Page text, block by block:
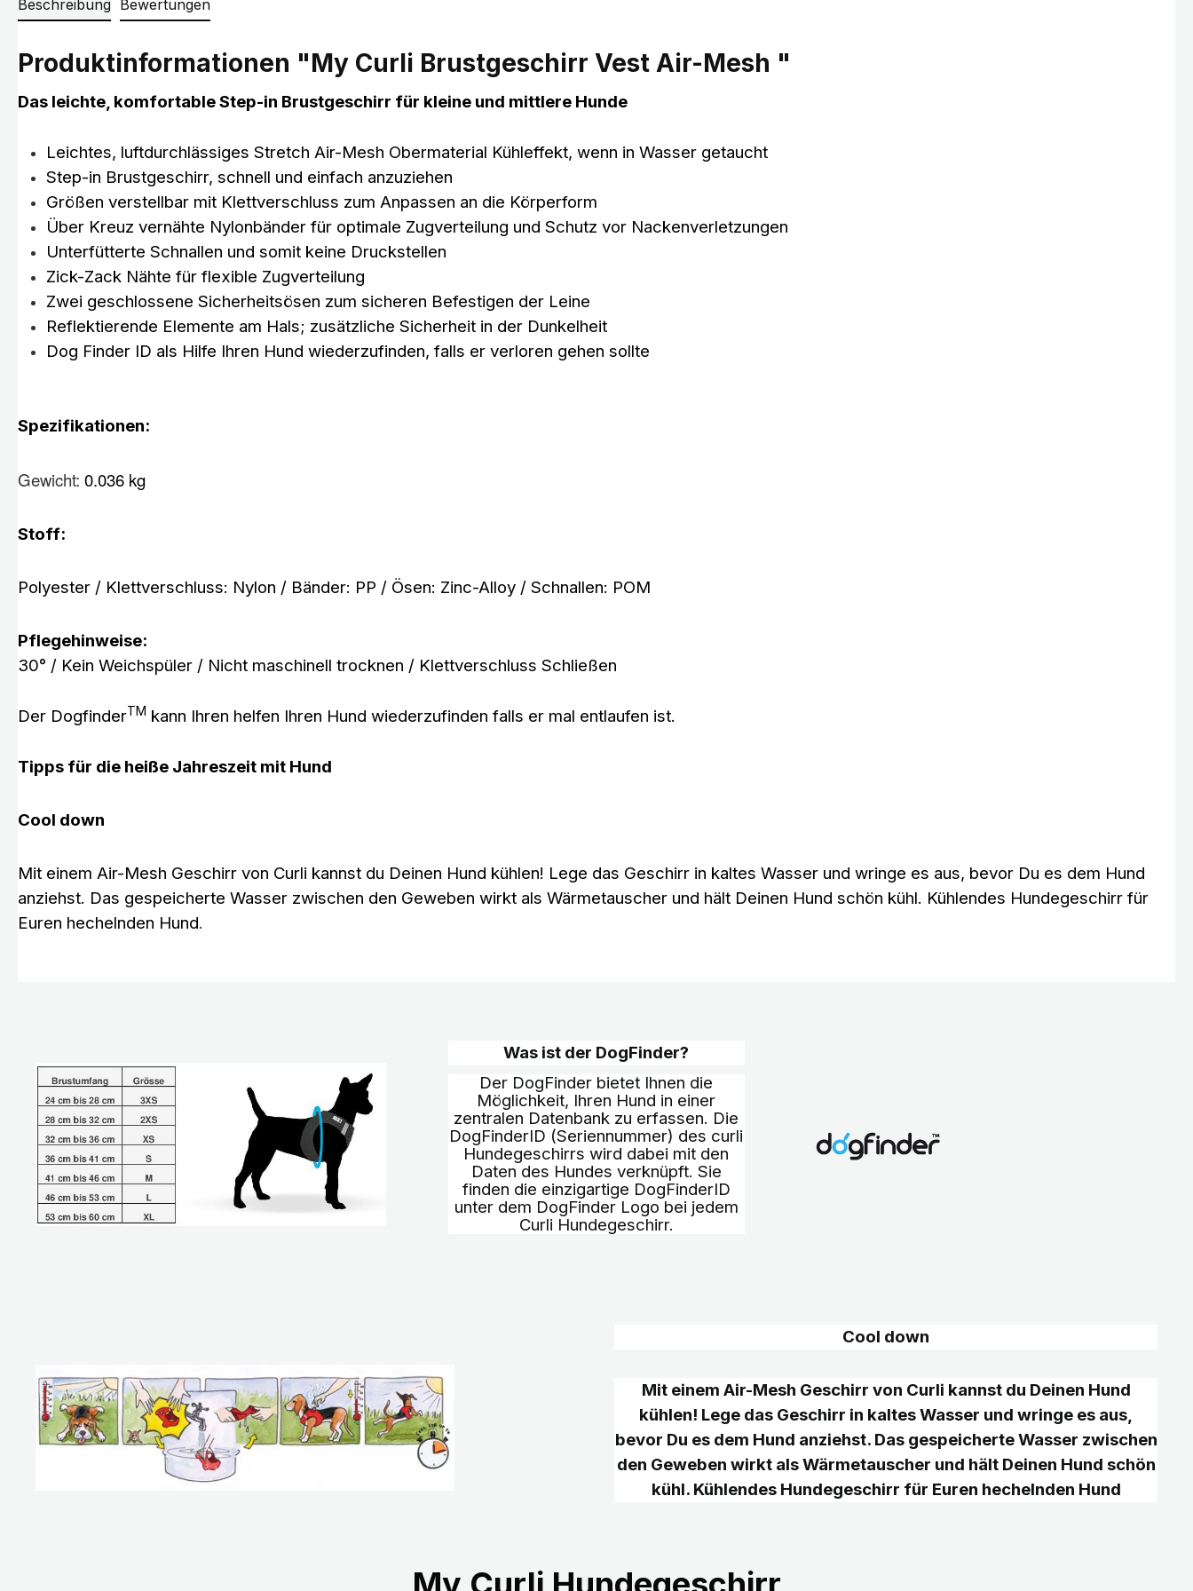
Beschreibung Bewertungen
Produktinformationen "My Curli Brustgeschirr Vest Air-Mesh "
Das leichte, komfortable Step-in Brustgeschirr für kleine und mittlere Hunde
Leichtes, luftdurchlässiges Stretch Air-Mesh Obermaterial Kühleffekt, wenn in Wasser getaucht
Step-in Brustgeschirr, schnell und einfach anzuziehen
Größen verstellbar mit Klettverschluss zum Anpassen an die Körperform
Über Kreuz vernähte Nylonbänder für optimale Zugverteilung und Schutz vor Nackenverletzungen
Unterfütterte Schnallen und somit keine Druckstellen
Zick-Zack Nähte für flexible Zugverteilung
Zwei geschlossene Sicherheitsösen zum sicheren Befestigen der Leine
Reflektierende Elemente am Hals; zusätzliche Sicherheit in der Dunkelheit
Dog Finder ID als Hilfe Ihren Hund wiederzufinden, falls er verloren gehen sollte
Spezifikationen:
Gewicht: 0.036 kg
Stoff:
Polyester / Klettverschluss: Nylon / Bänder: PP / Ösen: Zinc-Alloy / Schnallen: POM
Pflegehinweise:
30° / Kein Weichspüler / Nicht maschinell trocknen / Klettverschluss Schließen
Der DogfinderTM kann Ihren helfen Ihren Hund wiederzufinden falls er mal entlaufen ist.
Tipps für die heiße Jahreszeit mit Hund
Cool down
Mit einem Air-Mesh Geschirr von Curli kannst du Deinen Hund kühlen! Lege das Geschirr in kaltes Wasser und wringe es aus, bevor Du es dem Hund
anziehst. Das gespeicherte Wasser zwischen den Geweben wirkt als Wärmetauscher und hält Deinen Hund schön kühl. Kühlendes Hundegeschirr für
Euren hechelnden Hund.
Was ist der DogFinder?
Der DogFinder bietet Ihnen die
Möglichkeit, Ihren Hund in einer
zentralen Datenbank zu erfassen. Die
DogFinderID (Seriennummer) des curli
Hundegeschirrs wird dabei mit den
Daten des Hundes verknüpft. Sie
finden die einzigartige DogFinderID
unter dem DogFinder Logo bei jedem
Curli Hundegeschirr.
Cool down
Mit einem Air-Mesh Geschirr von Curli kannst du Deinen Hund
kühlen! Lege das Geschirr in kaltes Wasser und wringe es aus,
bevor Du es dem Hund anziehst. Das gespeicherte Wasser zwischen
den Geweben wirkt als Wärmetauscher und hält Deinen Hund schön
kühl. Kühlendes Hundegeschirr für Euren hechelnden Hund